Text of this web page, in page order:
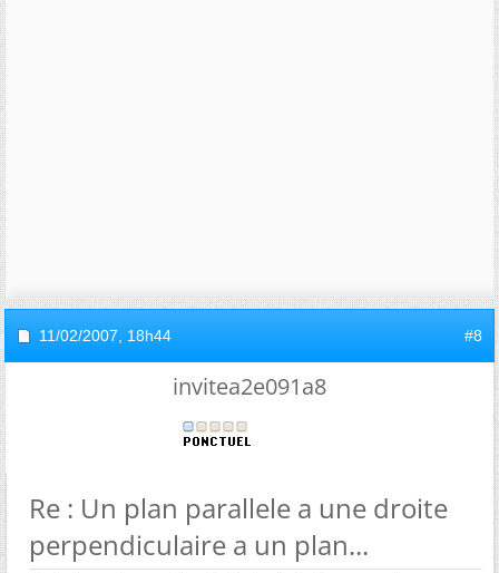
11/02/2007, 18h44 #8
invitea2e091a8
Re : Un plan parallele a une droite
perpendiculaire a un plan...